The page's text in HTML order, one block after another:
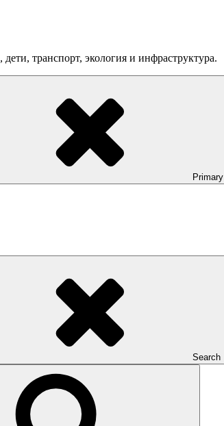
транспорт, экология и инфраструктура.
Primary
Search